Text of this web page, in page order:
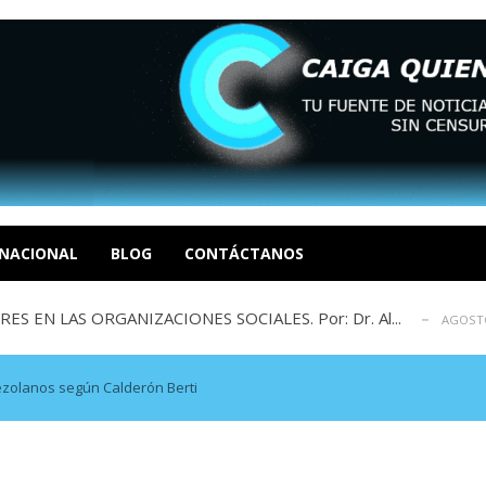
BLOG CONTÁCTANOS
costo del colapso eléctrico en... AGOSTO 7, 2026
Por Dayana Cristina Duzoglou L. AGOSTO 6, 2026
apagones y promesas incumplidas...
EN LAS ORGANIZACIONES SOCIALES. Por: Dr. Al...
en la política: distinc... AGOSTO 7, 2026
costo del colapso eléctrico en... AGOSTO 7, 2026
Por Dayana Cristina Duzoglou L.
apagones y promesas incumplidas... AGOSTO 6, 2026
según Calderón Berti